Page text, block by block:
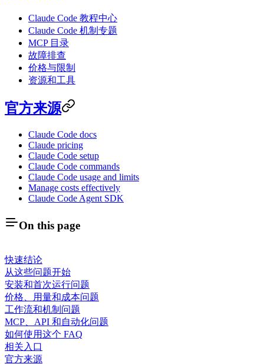
Claude Code 教程中心
Claude Code 机制专题
MCP 目录
故障排查
价格与限制
资源和工具
官方来源
Claude Code docs
Claude pricing
Claude Code setup
Claude Code commands
Claude Code usage and limits
Manage costs effectively
Claude Code Agent SDK
On this page
快速结论
从这些问题开始
安装和首次运行问题
价格、用量和成本问题
工作流和机制问题
MCP、API 和自动化问题
如何使用这个 FAQ
相关入口
官方来源